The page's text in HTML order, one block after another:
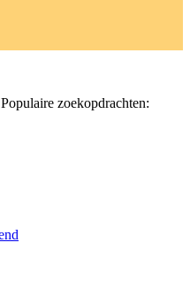
Populaire zoekopdrachten: